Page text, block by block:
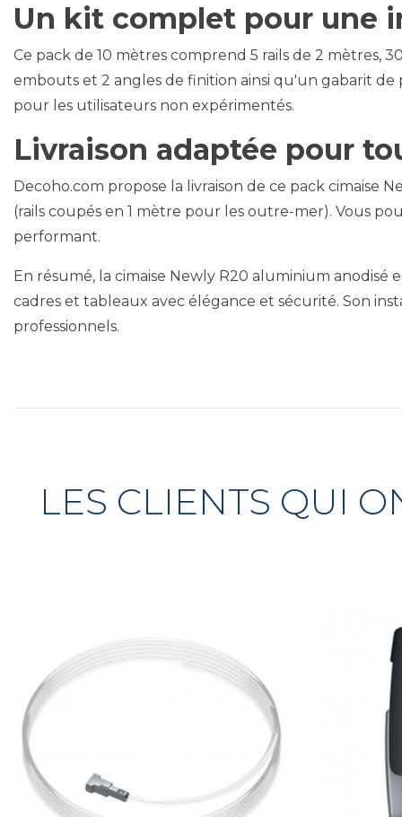
Un kit complet pour une
Ce pack de 10 mètres comprend 5 rails de 2 mètres,
embouts et 2 angles de finition ainsi qu'un gabarit de
pour les utilisateurs non expérimentés.
Livraison adaptée pour
Decoho.com propose la livraison de ce pack cimaise
(rails coupés en 1 mètre pour les outre-mer). Vous
performant.
En résumé, la cimaise Newly R20 aluminium
cadres et tableaux avec élégance et sécurité. Son
professionnels.
LES CLIENTS QUI